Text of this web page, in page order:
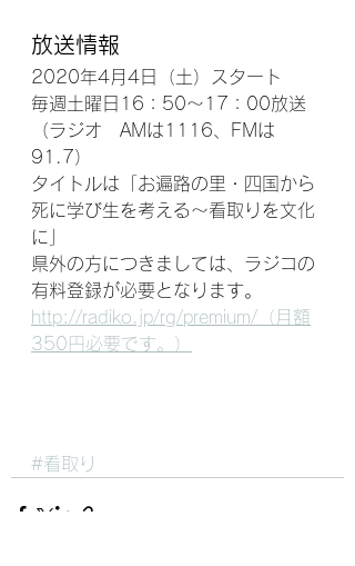
放送情報
2020年4月4日（土）スタート
毎週土曜日16：50～17：00放送
（ラジオ　AMは1116、FMは
91.7）
タイトルは「お遍路の里・四国から
死に学び生を考える～看取りを文化
に」
県外の方につきましては、ラジコの
有料登録が必要となります。
http://radiko.jp/rg/premium/（月額
350円必要です。）
#看取り